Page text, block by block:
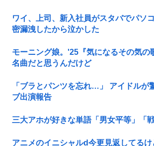
ワイ、上司、新入社員がスタバでパソ
密漏洩したから泣かした
モーニング娘。'25『気になるその気の
名曲だと思うんだけど
「ブラとパンツを忘れ…」 アイドルが
ブ出演報告
三大アホが好きな単語「男女平等」「戦
アニメのイニシャルd今更見返してる